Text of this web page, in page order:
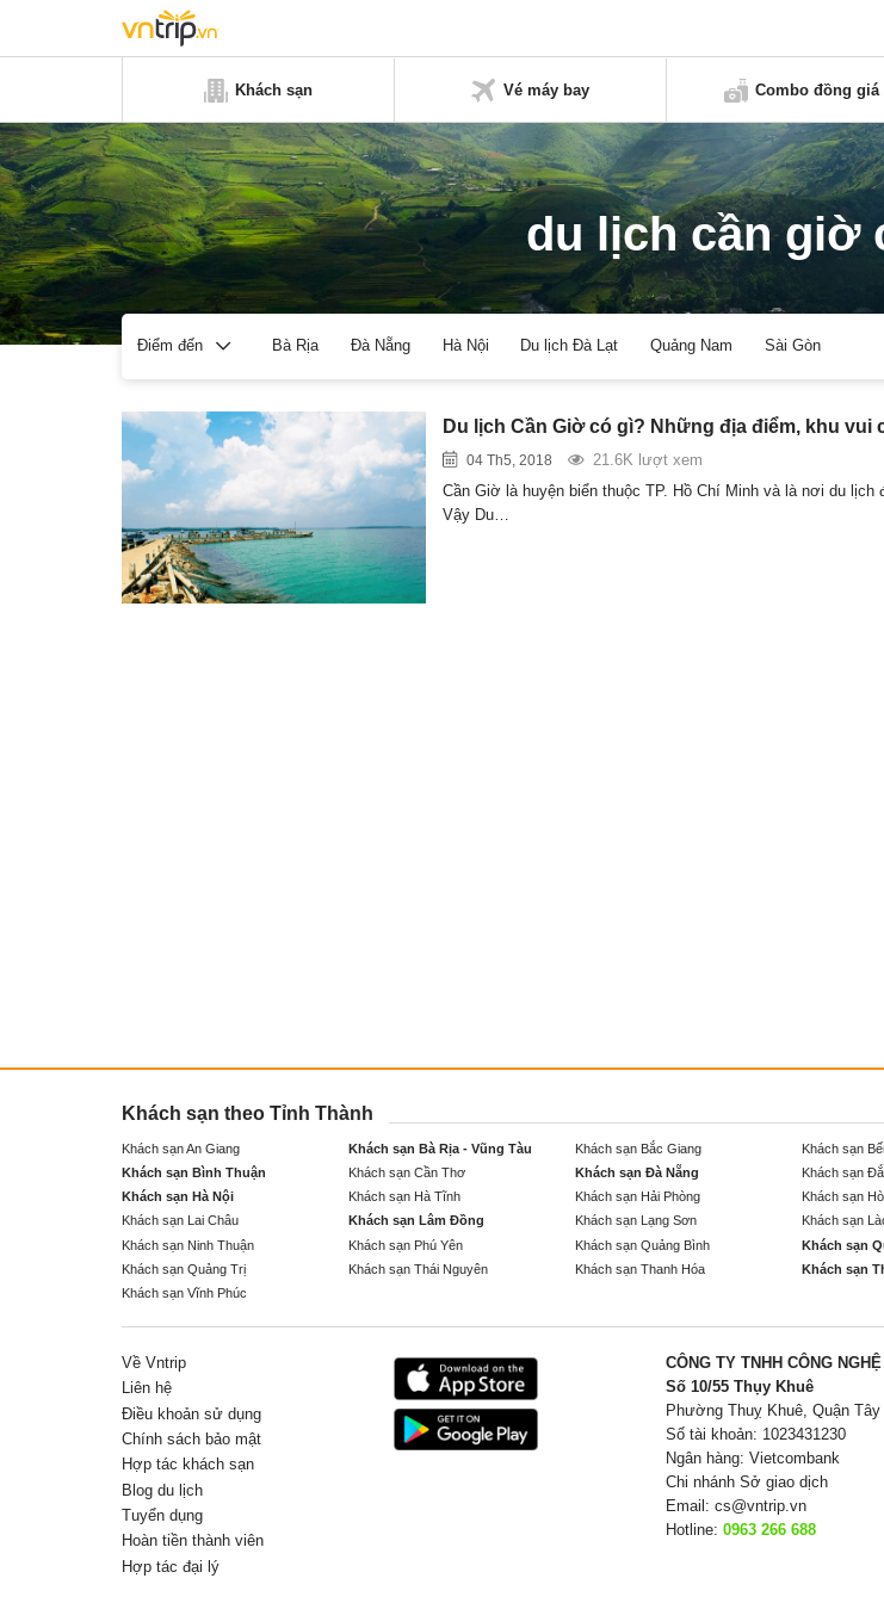
Khách sạn Vé máy bay Combo đồng giá
du lịch cần giờ
Điểm đến Bà Rịa Đà Nẵng Hà Nội Du lịch Đà Lạt Quảng Nam Sài Gòn
Du lịch Cần Giờ có gì? Những địa điểm, khu vui
04 Th5, 2018
21.6K lượt xem
Cần Giờ là huyện biển thuộc TP. Hồ Chí Minh và là nơi du lịch
Vậy Du…
Khách sạn theo Tỉnh Thành
Khách sạn An Giang Khách sạn Bà Rịa - Vũng Tàu Khách sạn Bắc Giang Khách sạn
Khách sạn Bình Thuận
Khách sạn Cần Thơ Khách sạn Đà Nẵng Khách sạn
Khách sạn Hà Nội
Khách sạn Hà Tĩnh Khách sạn Hải Phòng Khách sạn
Khách sạn Lai Châu
Khách sạn Lâm Đồng Khách sạn Lạng Sơn Khách sạn
Khách sạn Ninh Thuận
Khách sạn Phú Yên Khách sạn Quảng Bình Khách sạn
Khách sạn Quảng Trị
Khách sạn Thái Nguyên Khách sạn Thanh Hóa Khách sạn
Khách sạn Vĩnh Phúc
Về Vntrip
Liên hệ
Điều khoản sử dụng
Chính sách bảo mật
Hợp tác khách sạn
Blog du lịch
Tuyển dụng
Hoàn tiền thành viên
Hợp tác đại lý
CÔNG TY TNHH CÔNG
Số 10/55 Thụy Khuê
Phường Thuỵ Khuê, Quận
Số tài khoản: 1023431230
Ngân hàng: Vietcombank
Chi nhánh Sở giao dịch
Email: cs@vntrip.vn
Hotline: 0963 266 688